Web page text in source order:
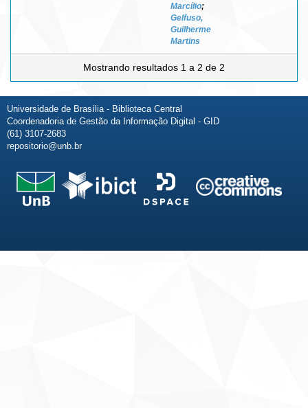
Marcílio;
Gelfuso,
Guilherme
Martins
Mostrando resultados 1 a 2 de 2
Universidade de Brasília - Biblioteca Central
Coordenadoria de Gestão da Informação Digital - GID
(61) 3107-2683
repositorio@unb.br